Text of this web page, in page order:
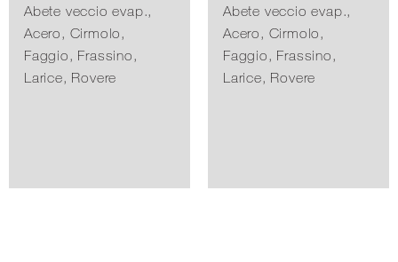
Abete veccio evap.,
Acero, Cirmolo,
Faggio, Frassino,
Larice, Rovere
Abete veccio evap.,
Acero, Cirmolo,
Faggio, Frassino,
Larice, Rovere